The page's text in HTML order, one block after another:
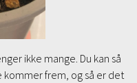
ikke mange. Du kan så
frem, og så er det